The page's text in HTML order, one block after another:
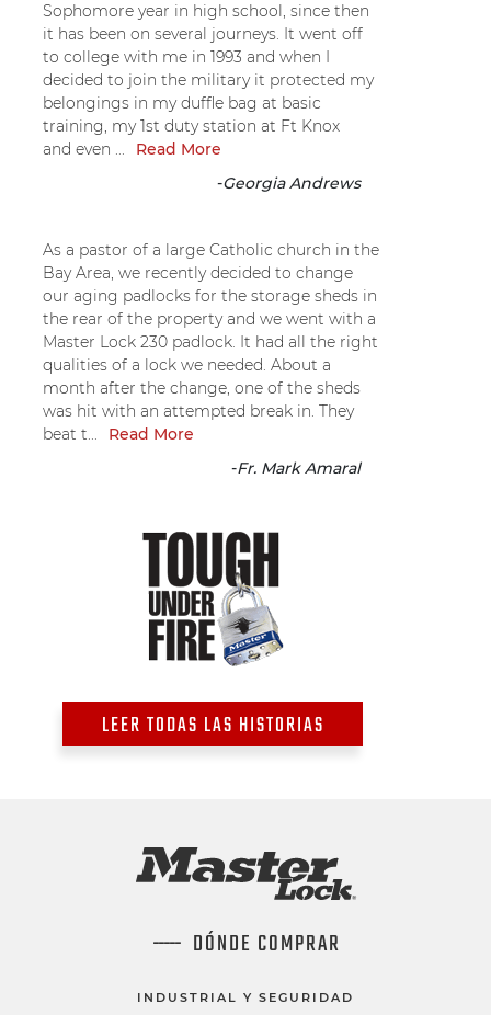
Sophomore year in high school, since then
it has been on several journeys. It went off
to college with me in 1993 and when I
decided to join the military it protected my
belongings in my duffle bag at basic
training, my 1st duty station at Ft Knox
and even ...
Read More
-Georgia Andrews
As a pastor of a large Catholic church in the
Bay Area, we recently decided to change
our aging padlocks for the storage sheds in
the rear of the property and we went with a
Master Lock 230 padlock. It had all the right
qualities of a lock we needed. About a
month after the change, one of the sheds
was hit with an attempted break in. They
beat t...
Read More
-Fr. Mark Amaral
LEER TODAS LAS HISTORIAS
DÓNDE COMPRAR
INDUSTRIAL Y SEGURIDAD